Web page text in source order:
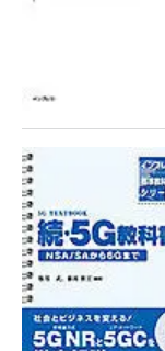
イン
NSA/
2023年